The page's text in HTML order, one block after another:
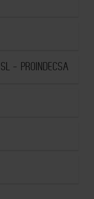
- PROINDECSA